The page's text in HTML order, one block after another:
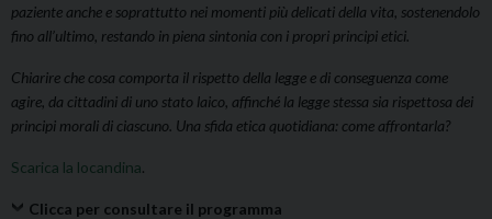
paziente anche e soprattutto nei momenti più delicati della vita, sostenendolo
fino all’ultimo, restando in piena sintonia con i propri principi etici.
Chiarire che cosa comporta il rispetto della legge e di conseguenza come
agire, da cittadini di uno stato laico, affinché la legge stessa sia rispettosa dei
principi morali di ciascuno. Una sfida etica quotidiana: come affrontarla?
Scarica la locandina.
Clicca per consultare il programma